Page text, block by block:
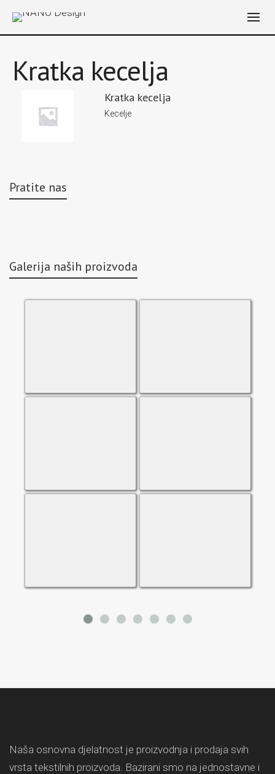
Kratka kecelja
Kratka kecelja
Kecelje
Pratite nas
Galerija naših proizvoda
Naša osnovna djelatnost je proizvodnja i prodaja svih
vrsta tekstilnih proizvoda. Bazirani smo na jednostavne i